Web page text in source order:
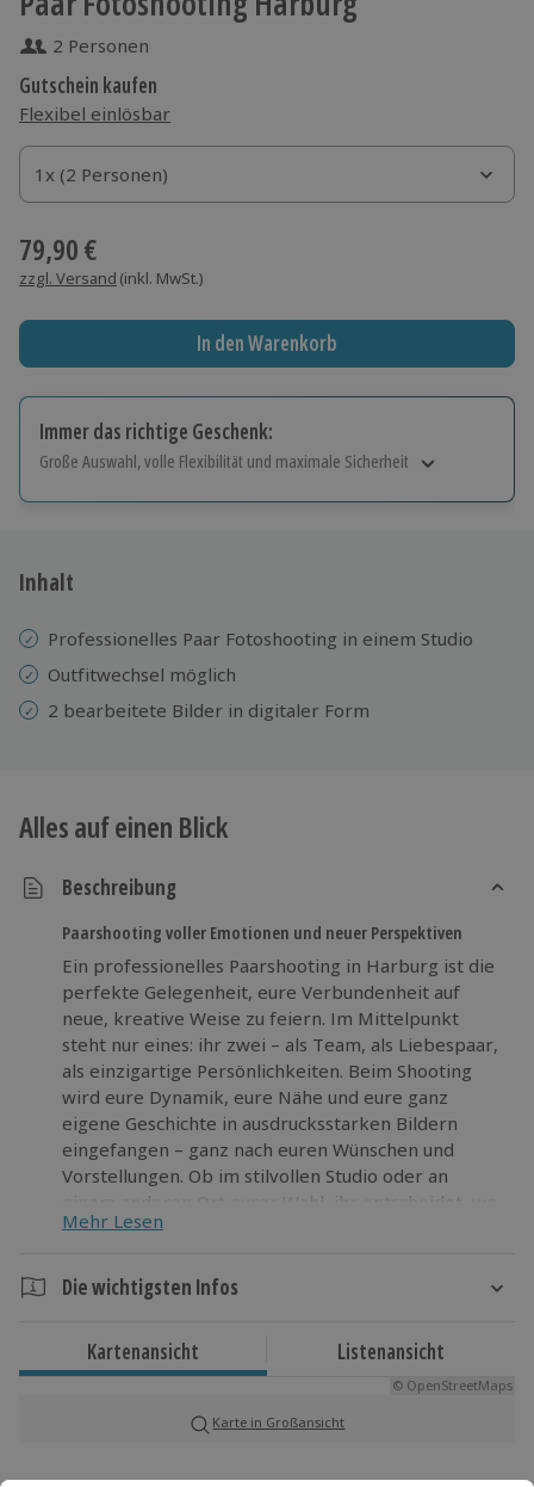
2 Personen
Gutschein kaufen
Flexibel einlösbar
1x (2 Personen)
1x (2 Personen)
1x (2 Personen)
79,90 €
zzgl. Versand (inkl. MwSt.)
In den Warenkorb
Immer das richtige Geschenk:
Große Auswahl, volle Flexibilität und maximale Sicherheit
Jeder Gutschein für alle Erlebnisse einlösbar.
Inhalt
Professionelles Paar Fotoshooting in einem Studio
Outfitwechsel möglich
2 bearbeitete Bilder in digitaler Form
Alles auf einen Blick
Beschreibung
Paarshooting voller Emotionen und neuer Perspektiven
Ein professionelles Paarshooting in Harburg ist die
perfekte Gelegenheit, eure Verbundenheit auf
neue, kreative Weise zu feiern. Im Mittelpunkt
steht nur eines: ihr zwei – als Team, als Liebespaar,
als einzigartige Persönlichkeiten. Beim Shooting
wird eure Dynamik, eure Nähe und eure ganz
eigene Geschichte in ausdrucksstarken Bildern
eingefangen – ganz nach euren Wünschen und
Vorstellungen. Ob im stilvollen Studio oder an
einem anderen Ort eurer Wahl, ihr entscheidet, wo
eure Bilder entstehen. Zwischendurch könnt ihr
Motive zu bringen. So entstehen Aufnahmen, die
euch in all euren Facetten zeigen. Eure
und in hoher Auflösung zur Verfügung gestellt –
bequem auswählbar von zu Hause aus. Für alle, die
gern kreativ werden und dabei Wert auf
Authentizität legen, bietet das Shooting eine
Mehr Lesen
Die wichtigsten Infos
Ca. 2 Stunden
Verfügbarkeit / Termine
Kartenansicht Listenansicht
© OpenStreetMaps
Karte in Großansicht